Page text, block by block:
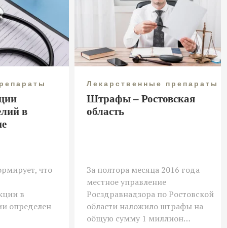
в
что
в
определен
Лекарственные препараты
Штрафы – Ростовская
область
За полтора месяца 2016 года
местное управление
Росздравнадзора по Ростовской
области наложило штрафы на
общую сумму 1 миллион…